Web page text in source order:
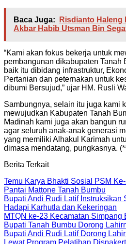
Baca Juga:
Risdianto Haleng
Akbar Habib Utsman Bin
“Kami akan fokus bekerja untuk
pembangunan dikabupaten Tanah
baik itu dibidang infrastruktur,
Pertanian dan peternakan untuk
dibumi Bersujud,” ujar HM. Rusli
Sambungnya, selain itu juga kami
mewujudkan Kabupaten Tanah
Madinah kami juga akan bangun
agar seluruh anak-anak generasi
yang memiliki Alhakul Karimah
dimasa mendatang, pungkasnya.
Berita Terkait
Temu Karya Bhakti Sosial PSM
Pantai Mattone Tanah Bumbu
Bupati Andi Rudi Latif Instruksikan
Hadapi Karhutla dan Kekeringan
MTQN ke-23 Kecamatan Simpang
Bupati Tanah Bumbu Dorong
Bupati Andi Rudi Latif Dorong
Lewat Program Pelatihan